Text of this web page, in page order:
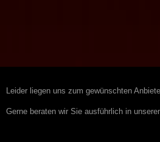
Leider liegen uns zum gewünschten
Gerne beraten wir Sie ausführlich in